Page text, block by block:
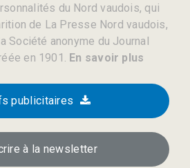
du Nord vaudois, qui
de La Presse Nord vaudois,
Société anonyme du Journal
en 1901. En savoir plus
publicitaires
à la newsletter